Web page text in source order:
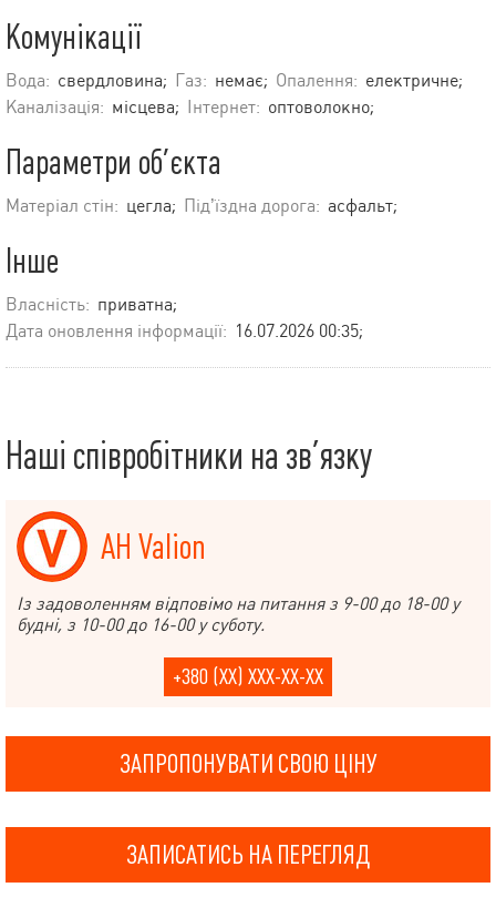
Комунікації
Вода: свердловина; Газ: немає; Опалення: електричне;
Каналізація: місцева; Інтернет: оптоволокно;
Параметри об’єкта
Матеріал стін: цегла; Під’їздна дорога: асфальт;
Інше
Власність: приватна;
Дата оновлення інформації: 16.07.2026 00:35;
Наші співробітники на зв’язку
АН Valion
Із задоволенням відповімо на питання з 9-00 до 18-00 у
будні, з 10-00 до 16-00 у суботу.
+380 (XX) XXX-XX-XX
ЗАПРОПОНУВАТИ СВОЮ ЦІНУ
ЗАПИСАТИСЬ НА ПЕРЕГЛЯД